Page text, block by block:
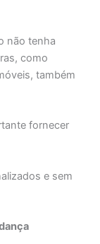
não tenha
como
também
fornecer
e sem